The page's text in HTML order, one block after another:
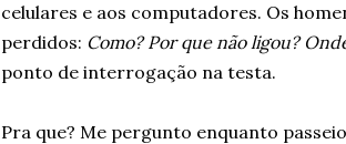
celulares e aos computadores. Os
perdidos: Como? Por que não ligou?
ponto de interrogação na testa.
Pra que? Me pergunto enquanto